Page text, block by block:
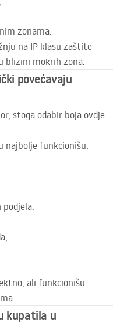
zonama.
na IP klasu zaštite –
blizini mokrih zona.
povećavaju
stoga odabir boja ovdje
najbolje funkcionišu:
podjela.
ali funkcionišu
kupatila u